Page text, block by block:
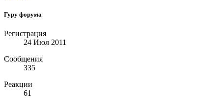
Гуру форума
Регистрация
24 Июл 2011
Сообщения
335
Реакции
61